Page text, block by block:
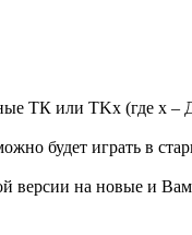
ТК или TKx (где х
будет играть в
версии на новые и